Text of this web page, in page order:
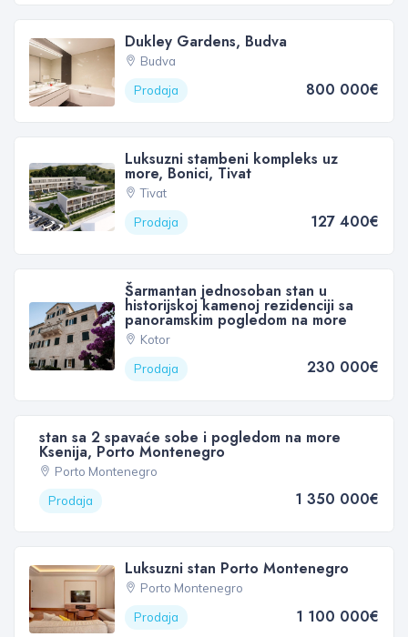
Dukley Gardens, Budva
Budva
Prodaja
800 000€
Luksuzni stambeni kompleks uz
more, Bonici, Tivat
Tivat
Prodaja
127 400€
Šarmantan jednosoban stan u
historijskoj kamenoj rezidenciji sa
panoramskim pogledom na more
Kotor
Prodaja
230 000€
stan sa 2 spavaće sobe i pogledom na more
Ksenija, Porto Montenegro
Porto Montenegro
Prodaja
1 350 000€
Luksuzni stan Porto Montenegro
Porto Montenegro
Prodaja
1 100 000€